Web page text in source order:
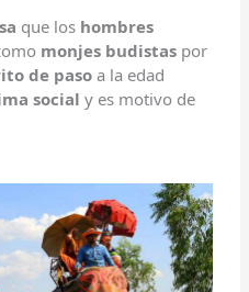
que los hombres
monjes budistas por
de paso a la edad
social y es motivo de